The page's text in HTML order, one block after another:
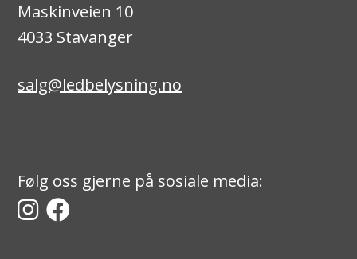
Maskinveien 10
4033 Stavanger
salg@ledbelysning.no
Følg oss gjerne på sosiale media: